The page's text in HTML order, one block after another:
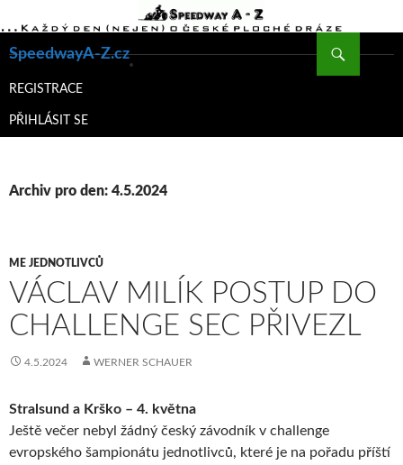
SpeedwayA-Z.cz
K
WEBU
REGISTRACE
PŘIHLÁSIT SE
Archiv pro den: 4.5.2024
ME JEDNOTLIVCŮ
VÁCLAV MILÍK POSTUP DO
CHALLENGE SEC PŘIVEZL
4.5.2024 WERNER SCHAUER
Stralsund a Krško – 4. května
Ještě večer nebyl žádný český závodník v challenge
evropského šampionátu jednotlivců, které je na pořadu příští